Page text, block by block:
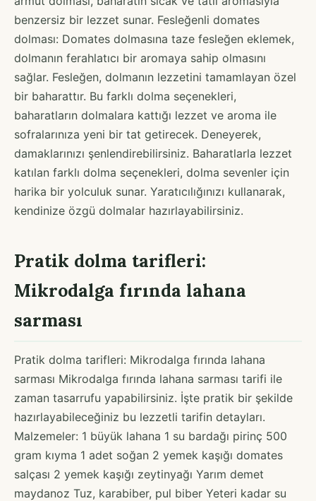
benzersiz bir lezzet sunar. Fesleğenli domates
dolması: Domates dolmasına taze fesleğen eklemek,
dolmanın ferahlatıcı bir aromaya sahip olmasını
sağlar. Fesleğen, dolmanın lezzetini tamamlayan özel
bir baharattır. Bu farklı dolma seçenekleri,
baharatların dolmalara kattığı lezzet ve aroma ile
sofralarınıza yeni bir tat getirecek. Deneyerek,
damaklarınızı şenlendirebilirsiniz. Baharatlarla lezzet
katılan farklı dolma seçenekleri, dolma sevenler için
harika bir yolculuk sunar. Yaratıcılığınızı kullanarak,
kendinize özgü dolmalar hazırlayabilirsiniz.
Pratik dolma tarifleri:
Mikrodalga fırında lahana
sarması
Pratik dolma tarifleri: Mikrodalga fırında lahana
sarması Mikrodalga fırında lahana sarması tarifi ile
zaman tasarrufu yapabilirsiniz. İşte pratik bir şekilde
hazırlayabileceğiniz bu lezzetli tarifin detayları.
Malzemeler: 1 büyük lahana 1 su bardağı pirinç 500
gram kıyma 1 adet soğan 2 yemek kaşığı domates
salçası 2 yemek kaşığı zeytinyağı Yarım demet
maydanoz Tuz, karabiber, pul biber Yeteri kadar su